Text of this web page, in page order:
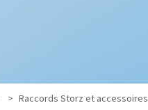
Raccords Storz et accessoires